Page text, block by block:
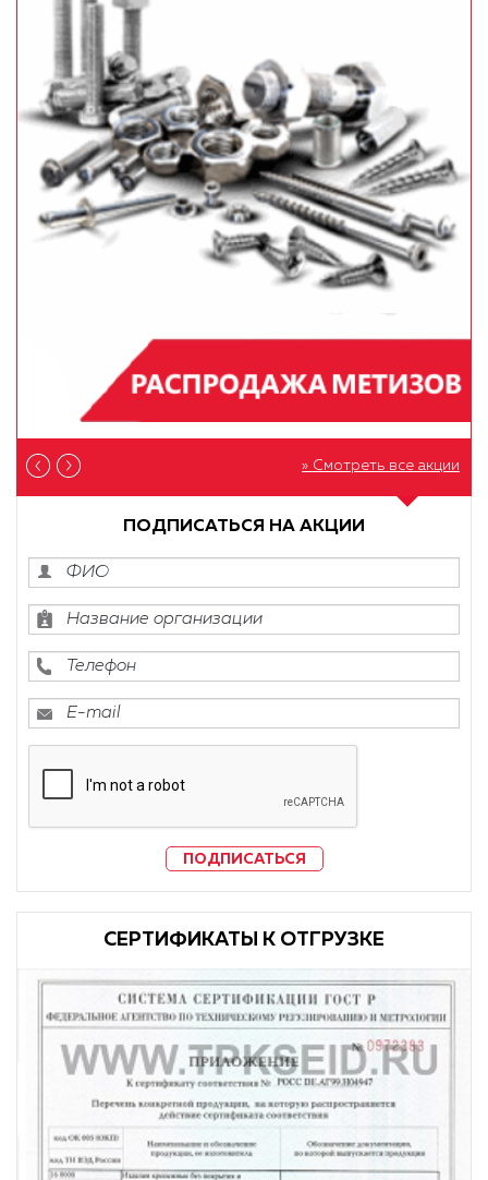
» Смотреть все акции
ПОДПИСАТЬСЯ НА АКЦИИ
ПОДПИСАТЬСЯ
CЕРТИФИКАТЫ К ОТГРУЗКЕ